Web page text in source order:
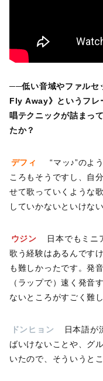
──低い音域やファルセ
Fly Away》というフレ
唱テクニックが詰まっ
たか？
デフィ
“マッ♪”のよ
ころもそうですし、自
せて歌っていくような
していかないといけな
ウジン
日本でもミニ
歌う経験はあるんです
も難しかったです。発
（ラップで）速く発音
ないところがすごく難
ドンヒョン
日本語が
ばいけないことや、グ
いたので、そういうと